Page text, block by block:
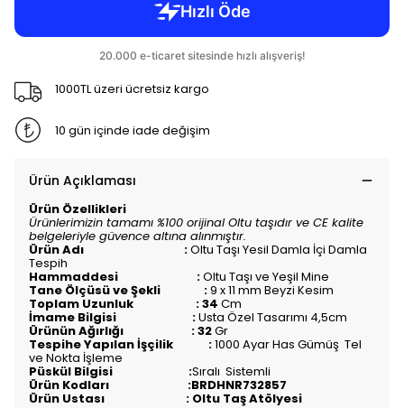
1000TL üzeri ücretsiz kargo
10 gün içinde iade değişim
Ürün Açıklaması
Ürün Özellikleri
Ürünlerimizin tamamı %100 orijinal Oltu taşıdır ve CE kalite
belgeleriyle güvence altına alınmıştır.
Ürün Adı :Oltu Taşı Yesil Damla İçi Damla
Tespih
Hammaddesi :Oltu Taşı ve Yeşil Mine
Tane Ölçüsü ve Şekli :9 x 11 mm Beyzi Kesim
Toplam Uzunluk : 34 Cm
İmame Bilgisi :Usta Özel Tasarımı 4,5cm
Ürünün Ağırlığı : 32Gr
Tespihe Yapılan İşçilik :1000 Ayar Has Gümüş Tel
ve Nokta İşleme
Püskül Bilgisi :Sıralı Sistemli
Ürün Kodları :BRDHNR732857
Ürün Ustası : Oltu Taş Atölyesi